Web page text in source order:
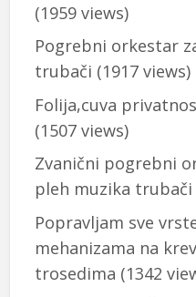
(1959 views)
Pogrebni orkestar
trubači (1917 views)
Folija,cuva
(1507 views)
Zvanični pogrebni
pleh muzika trubači
Popravljam sve
mehanizama na
trosedima (1342